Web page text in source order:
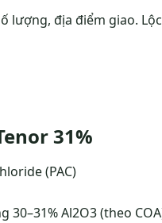
lượng, địa điểm giao.
31%
(PAC)
30–31% Al2O3 (theo